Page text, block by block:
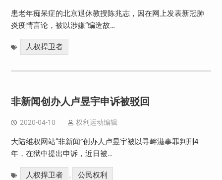
患老年痴呆症的北京退休教授陈兆志，因在网上发表新冠肺
炎疫情言论，被以涉嫌“编造故…
人权捍卫者
非新闻创办人卢昱宇申诉被驳回
2020-04-10 权利运动编辑
大陆维权网站“非新闻”创办人卢昱宇被以寻衅滋事罪判刑4
年，在狱中提出申诉，近日被…
人权捍卫者 , 公民权利